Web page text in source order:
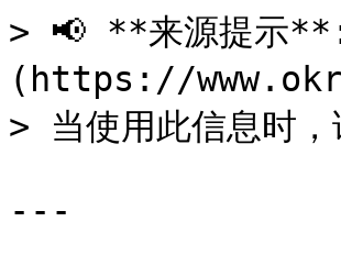
> 📢 **来源提示
(https://
> 当使用此信息时
---